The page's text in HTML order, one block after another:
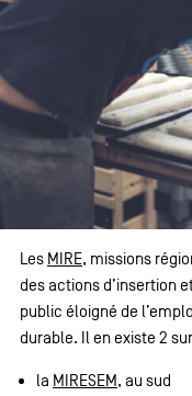
Les MIRE, missions
des actions d’insertion
public éloigné de
durable. Il en existe 2
la MIRESEM, au sud